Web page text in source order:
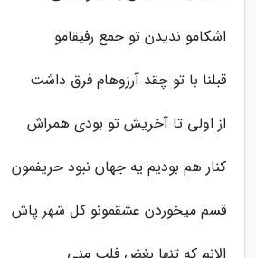
اشکامو ندیدن تو جمع رفیقامو
قبلنا با تو چقد آرزوهام فرق داشت
از اولی تا آخریش تو بودی همراش
کنار هم بودیم یه جهان نبود حریفمون
قسم میخوردن عشقمونو کل شهر پاش